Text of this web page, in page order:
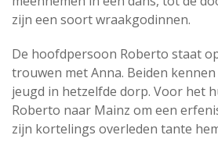
zijn een soort wraakgodinnen.
De hoofdpersoon Roberto staat
trouwen met Anna. Beiden
jeugd in hetzelfde dorp. Voor het
Roberto naar Mainz om een
zijn kortelings overleden tante